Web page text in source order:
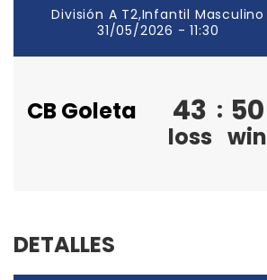
División A T2,Infantil Masculino
31/05/2026 - 11:30
CB Goleta 43
loss
: 50
win
DETALLES